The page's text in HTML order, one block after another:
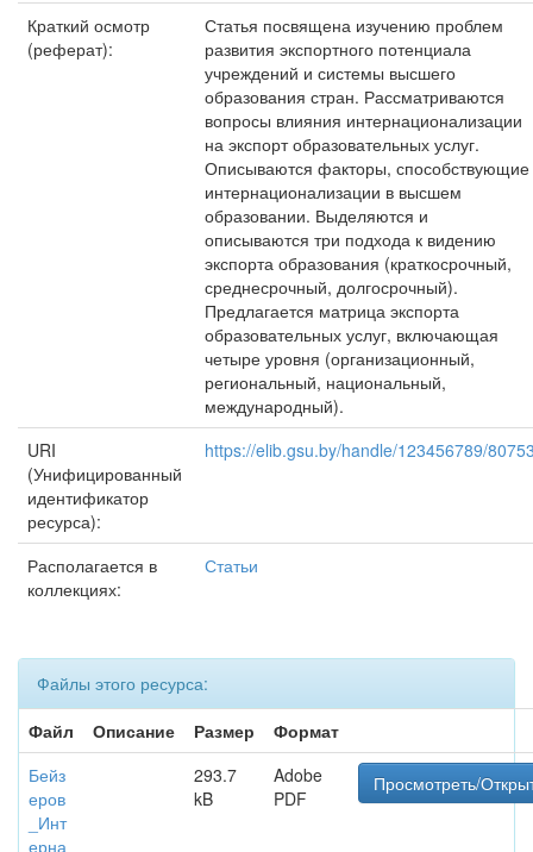
Краткий осмотр
(реферат):
Статья посвящена изучению проблем
развития экспортного потенциала
учреждений и системы высшего
образования стран. Рассматриваются
вопросы влияния интернационализации
на экспорт образовательных услуг.
Описываются факторы, способствующие
интернационализации в высшем
образовании. Выделяются и
описываются три подхода к видению
экспорта образования (краткосрочный,
среднесрочный, долгосрочный).
Предлагается матрица экспорта
образовательных услуг, включающая
четыре уровня (организационный,
региональный, национальный,
международный).
URI
(Унифицированный
идентификатор
ресурса):
https://elib.gsu.by/handle/123456789/
Располагается в
коллекциях:
Статьи
Файлы этого ресурса:
Файл
Описание Размер
Формат
Бейз
еров
_Инт
ерна
293.7
kB
Adobe
PDF
Просмотреть/